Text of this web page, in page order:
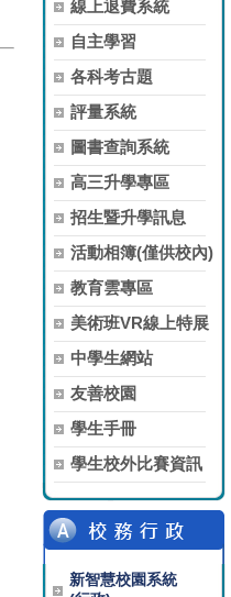
線上退費系統
自主學習
各科考古題
評量系統
圖書查詢系統
高三升學專區
招生暨升學訊息
活動相簿(僅供校內)
教育雲專區
美術班VR線上特展
中學生網站
友善校園
學生手冊
學生校外比賽資訊
新智慧校園系統